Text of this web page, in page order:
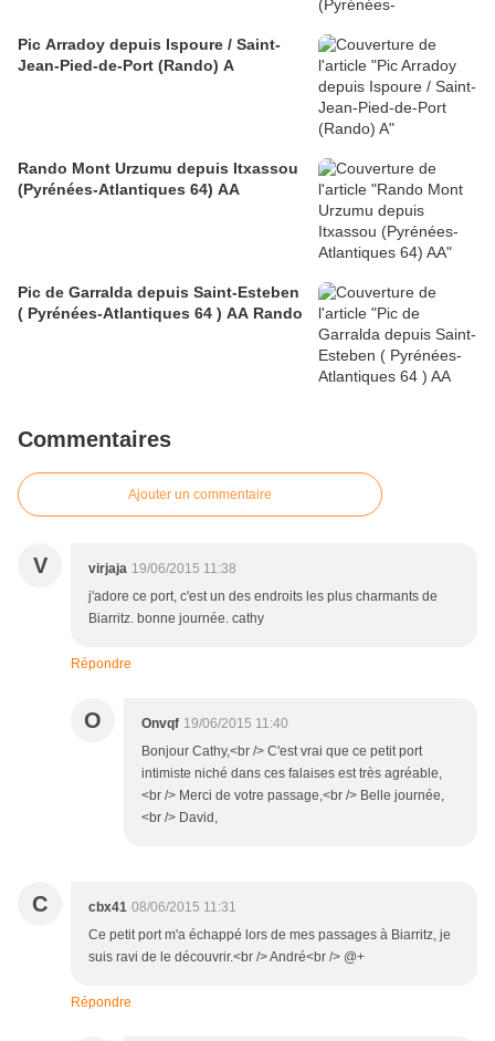
Pic Arradoy depuis Ispoure / Saint-
Jean-Pied-de-Port (Rando) A
Rando Mont Urzumu depuis Itxassou
(Pyrénées-Atlantiques 64) AA
Pic de Garralda depuis Saint-Esteben
( Pyrénées-Atlantiques 64 ) AA Rando
Commentaires
Ajouter un commentaire
V virjaja 19/06/2015 11:38
j'adore ce port, c'est un des endroits les plus charmants de
Biarritz. bonne journée. cathy
Répondre
O Onvqf 19/06/2015 11:40
Bonjour Cathy,<br /> C'est vrai que ce petit port
intimiste niché dans ces falaises est très agréable,
<br /> Merci de votre passage,<br /> Belle journée,
<br /> David,
C cbx41 08/06/2015 11:31
Ce petit port m'a échappé lors de mes passages à Biarritz, je
suis ravi de le découvrir.<br /> André<br /> @+
Répondre